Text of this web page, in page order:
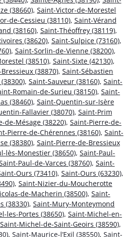
(38660), Saint-Victor-de-Morestel
de-Cessieu (38110), Saint-Vérand
(38160), Saint-Théoffrey (38119),
(38620), Saint-Sulpice (73160),
, Saint-Sorlin-de-Vienne (38200),
(38510), Saint-Sixte (42130),
(38870), Saint-Sébastien
, Saint-Sauveur (38160), Saint-
Romain-de-Surieu (38150), Saint-
(38460), Saint-Quentin-sur-Isère
Fallavier (38070), Saint-Prim
de-Mésage (38220), Saint-Pierre-de-
Pierre-de-Chérennes (38160), Saint-
(38380), Saint-Pierre-de-Bressieux
lès-Monestier (38650), Saint-Paul-
Paul-de-Varces (38760), Saint-
Ours (73410), Saint-Ours (63230),
, Saint-Nizier-du-Moucherotte
de-Macherin (38500), Saint-
(38330), Saint-Mury-Monteymond
les-Portes (38650), Saint-Michel-en-
Saint-Michel-de-Saint-Geoirs (38590),
, Saint-Maurice-l’Exil (38550), Saint-